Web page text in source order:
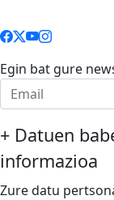
Egin bat gure
+ Datuen
informazioa
Zure datu